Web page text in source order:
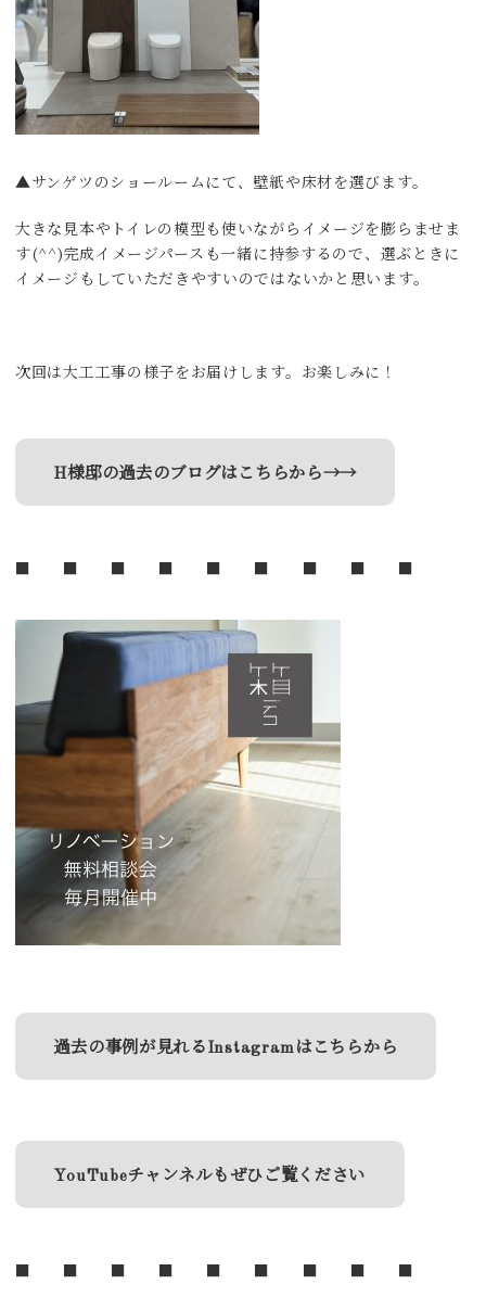
▲サンゲツのショールームにて、壁紙や床材を選びます。
大きな見本やトイレの模型も使いながらイメージを膨らませま
す(^^)完成イメージパースも一緒に持参するので、選ぶときに
イメージもしていただきやすいのではないかと思います。
次回は大工工事の様子をお届けします。お楽しみに！
H様邸の過去のブログはこちらから→→
過去の事例が見れるInstagramはこちらから
YouTubeチャンネルもぜひご覧ください